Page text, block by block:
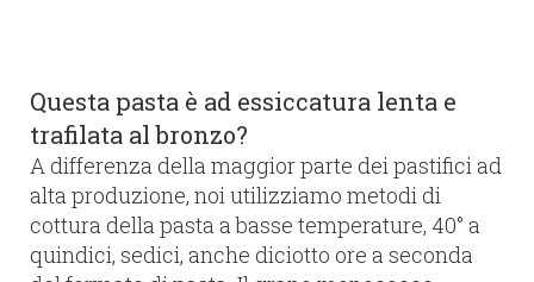
Questa pasta è ad essiccatura lenta e
trafilata al bronzo?
A differenza della maggior parte dei pastifici ad
alta produzione, noi utilizziamo metodi di
cottura della pasta a basse temperature, 40° a
quindici, sedici, anche diciotto ore a seconda